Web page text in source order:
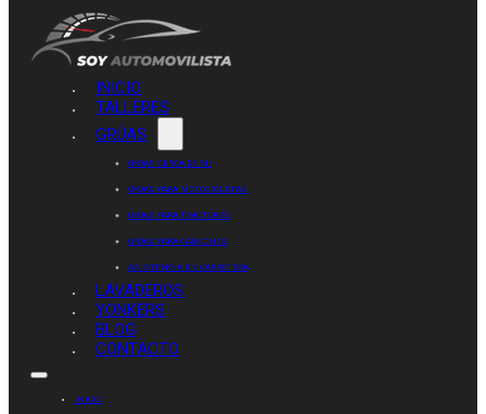
INICIO
TALLERES
GRÚAS
GRÚAS CERCA DE MÍ
GRÚAS PARA MOTOCICLETAS
GRÚAS PARA TRACTORES
GRÚAS PARA CAMIONES
ASISTENCIA EN CARRETERA
LAVADEROS
YONKERS
BLOG
CONTACTO
INICIO